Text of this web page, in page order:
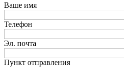
Ваше имя
Телефон
Эл. почта
Пункт отправления